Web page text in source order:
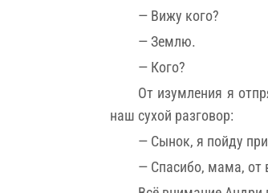
— Вижу кого?
— Землю.
— Кого?
От изумления я
наш сухой разговор:
— Сынок, я пойду
— Спасибо, мама, от